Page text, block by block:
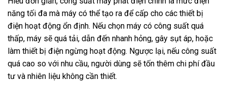
năng tối đa mà máy có thể tạo ra để cấp cho các thiết bị
điện hoạt động ổn định. Nếu chọn máy có công suất quá
thấp, máy sẽ quá tải, dẫn đến nhanh hỏng, gây sụt áp, hoặc
làm thiết bị điện ngừng hoạt động. Ngược lại, nếu công suất
quá cao so với nhu cầu, người dùng sẽ tốn thêm chi phí đầu
tư và nhiên liệu không cần thiết.